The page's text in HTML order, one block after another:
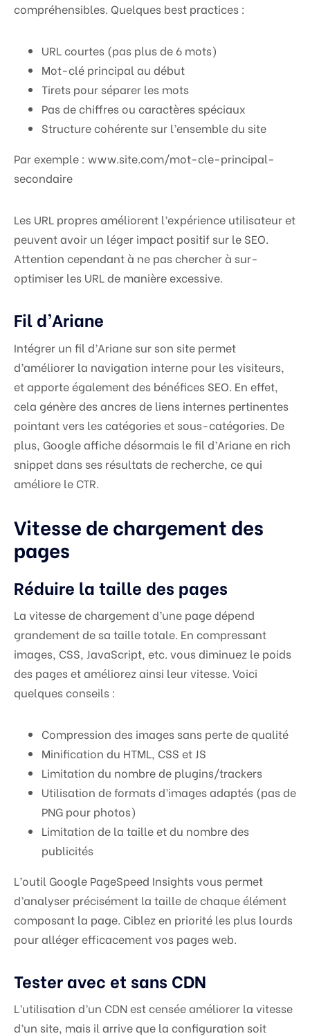
compréhensibles. Quelques best practices :
URL courtes (pas plus de 6 mots)
Mot-clé principal au début
Tirets pour séparer les mots
Pas de chiffres ou caractères spéciaux
Structure cohérente sur l’ensemble du site
Par exemple : www.site.com/mot-cle-principal-
secondaire
Les URL propres améliorent l’expérience utilisateur et
peuvent avoir un léger impact positif sur le SEO.
Attention cependant à ne pas chercher à sur-
optimiser les URL de manière excessive.
Fil d’Ariane
Intégrer un fil d’Ariane sur son site permet
d’améliorer la navigation interne pour les visiteurs,
et apporte également des bénéfices SEO. En effet,
cela génère des ancres de liens internes pertinentes
pointant vers les catégories et sous-catégories. De
plus, Google affiche désormais le fil d’Ariane en rich
snippet dans ses résultats de recherche, ce qui
améliore le CTR.
Vitesse de chargement des
pages
Réduire la taille des pages
La vitesse de chargement d’une page dépend
grandement de sa taille totale. En compressant
images, CSS, JavaScript, etc. vous diminuez le poids
des pages et améliorez ainsi leur vitesse. Voici
quelques conseils :
Compression des images sans perte de qualité
Minification du HTML, CSS et JS
Limitation du nombre de plugins/trackers
Utilisation de formats d’images adaptés (pas de
PNG pour photos)
Limitation de la taille et du nombre des
publicités
L’outil Google PageSpeed Insights vous permet
d’analyser précisément la taille de chaque élément
composant la page. Ciblez en priorité les plus lourds
pour alléger efficacement vos pages web.
Tester avec et sans CDN
L’utilisation d’un CDN est censée améliorer la vitesse
d’un site, mais il arrive que la configuration soit